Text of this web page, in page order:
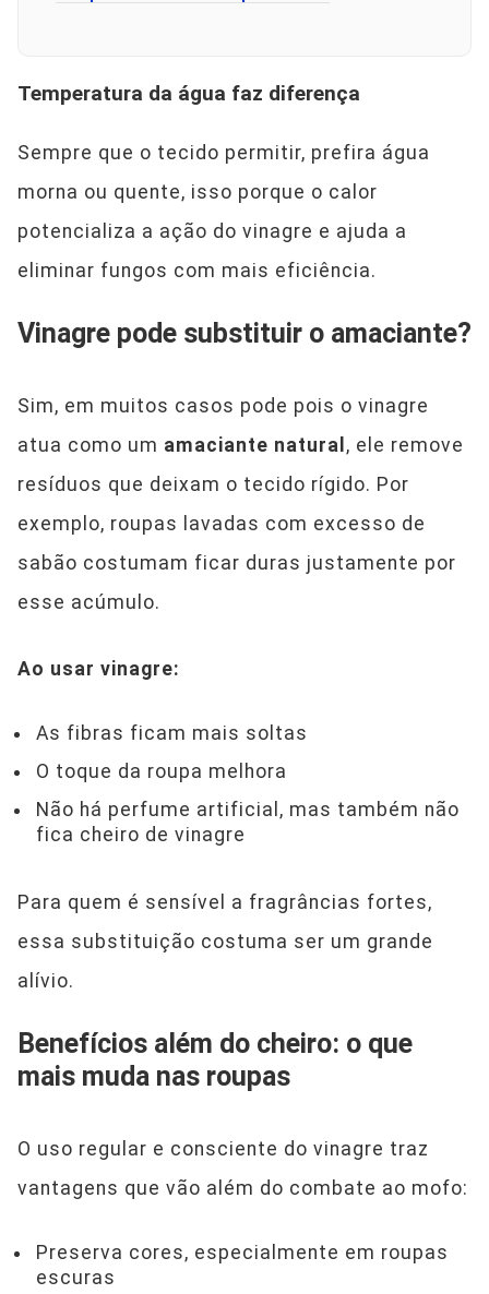
Temperatura da água faz diferença
Sempre que o tecido permitir, prefira água
morna ou quente, isso porque o calor
potencializa a ação do vinagre e ajuda a
eliminar fungos com mais eficiência.
Vinagre pode substituir o amaciante?
Sim, em muitos casos pode pois o vinagre
atua como um amaciante natural , ele remove
resíduos que deixam o tecido rígido. Por
exemplo, roupas lavadas com excesso de
sabão costumam ficar duras justamente por
esse acúmulo.
Ao usar vinagre:
As fibras ficam mais soltas
O toque da roupa melhora
Não há perfume artificial, mas também não
fica cheiro de vinagre
Para quem é sensível a fragrâncias fortes,
essa substituição costuma ser um grande
alívio.
Benefícios além do cheiro: o que
mais muda nas roupas
O uso regular e consciente do vinagre traz
vantagens que vão além do combate ao mofo:
Preserva cores, especialmente em roupas
escuras